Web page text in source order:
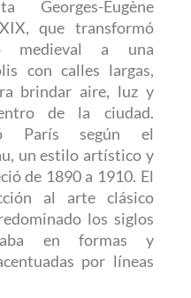
Georges-Eugène
que transformó
medieval a una
con calles largas,
brindar aire, luz y
de la ciudad.
París según el
un estilo artístico y
de 1890 a 1910. El
al arte clásico
los siglos
en formas y
por líneas